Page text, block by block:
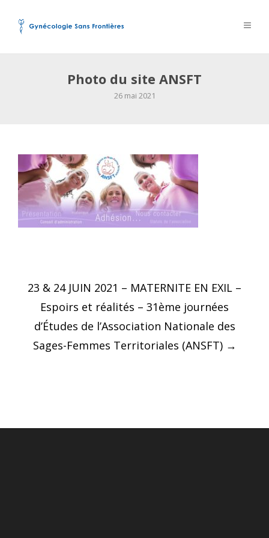
Photo du site ANSFT
26 mai 2021
Post
navigation
23 & 24 JUIN 2021 – MATERNITE EN EXIL –
Espoirs et réalités – 31ème journées
d’Études de l’Association Nationale des
Sages-Femmes Territoriales (ANSFT) →